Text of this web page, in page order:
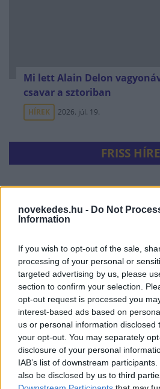
novekedes.hu - Do Not
Information
If you wish to opt-out of the sale,
processing of your personal or
targeted advertising by us, please
section to confirm your selection.
opt-out request is processed you
interest-based ads based on
us or personal information disclosed
your opt-out. You may separately
disclosure of your personal
IAB’s list of downstream
also be disclosed by us to third
Mi lett Alain Delon
csavar a sztoriban
HÍREK 2026. júl. 19.
FRISS
Nagyágyút igazolt le a
Pénzügyminisztérium
Többszörösére ugrott a